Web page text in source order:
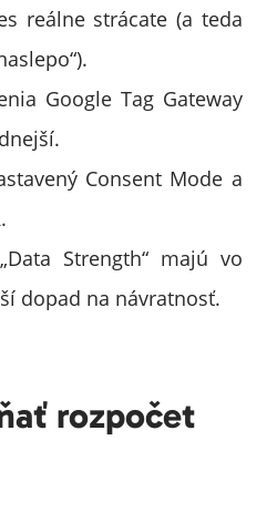
reálne strácate (a teda
Google Tag Gateway
Consent Mode a
Strength“ majú vo
dopad na návratnosť.
rozpočet